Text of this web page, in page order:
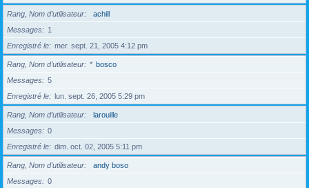
Rang, Nom d’utilisateur
achill
Messages
1
Enregistré le
mer. sept. 21, 2005 4:12 pm
Rang, Nom d’utilisateur * bosco
Messages
5
Enregistré le
lun. sept. 26, 2005 5:29 pm
Rang, Nom d’utilisateur
larouille
Messages
0
Enregistré le
dim. oct. 02, 2005 5:11 pm
Rang, Nom d’utilisateur
andy boso
Messages
0